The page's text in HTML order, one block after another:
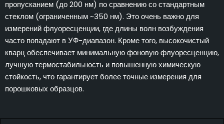
пропусканием (до 200 нм) по сравнению со стандартным
стеклом (ограниченным ~350 нм). Это очень важно для
измерений флуоресценции, где длины волн возбуждения
часто попадают в УФ-диапазон. Кроме того, высокочистый
кварц обеспечивает минимальную фоновую флуоресценцию,
лучшую термостабильность и повышенную химическую
стойкость, что гарантирует более точные измерения для
порошковых образцов.